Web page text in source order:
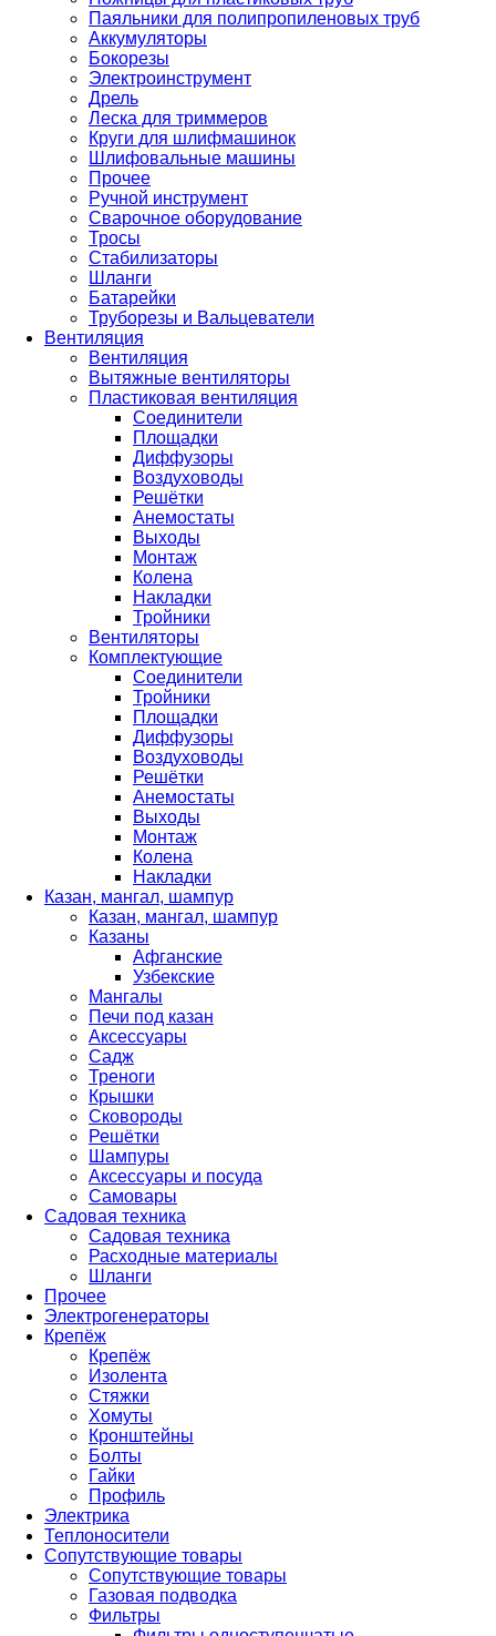
Паяльники для полипропиленовых труб
Аккумуляторы
Бокорезы
Электроинструмент
Дрель
Леска для триммеров
Круги для шлифмашинок
Шлифовальные машины
Прочее
Ручной инструмент
Сварочное оборудование
Тросы
Стабилизаторы
Шланги
Батарейки
Труборезы и Вальцеватели
Вентиляция
Вентиляция
Вытяжные вентиляторы
Пластиковая вентиляция
Соединители
Площадки
Диффузоры
Воздуховоды
Решётки
Анемостаты
Выходы
Монтаж
Колена
Накладки
Тройники
Вентиляторы
Комплектующие
Соединители
Тройники
Площадки
Диффузоры
Воздуховоды
Решётки
Анемостаты
Выходы
Монтаж
Колена
Накладки
Казан, мангал, шампур
Казан, мангал, шампур
Казаны
Афганские
Узбекские
Мангалы
Печи под казан
Аксессуары
Садж
Треноги
Крышки
Сковороды
Решётки
Шампуры
Аксессуары и посуда
Самовары
Садовая техника
Садовая техника
Расходные материалы
Шланги
Прочее
Электрогенераторы
Крепёж
Крепёж
Изолента
Стяжки
Хомуты
Кронштейны
Болты
Гайки
Профиль
Электрика
Теплоносители
Сопутствующие товары
Сопутствующие товары
Газовая подводка
Фильтры